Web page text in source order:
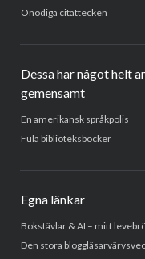
Onödiga citattecken
Dessa har något helt
gemensamt
En amerikansk språkpolis
Fula biblioteksböcker
Egna länkar
Bokstävlar & AI – mitt
Den stora